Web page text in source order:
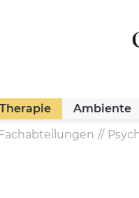
Ambiente
Fachabteilungen